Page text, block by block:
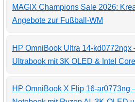
MAGIX Champions Sale 2026:
Angebote zur Fußball-WM
HP OmniBook Ultra 14-kd0772ngx
Ultrabook mit 3K OLED & Intel
HP OmniBook X Flip 16-ar0773ng